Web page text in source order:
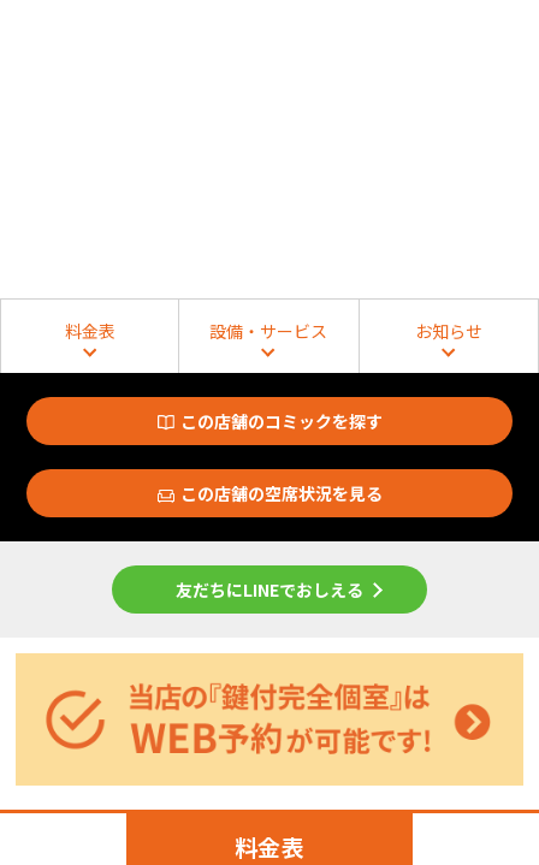
料金表 設備・サービス お知らせ
この店舗のコミックを探す
この店舗の空席状況を見る
友だちにLINEでおしえる
料金表